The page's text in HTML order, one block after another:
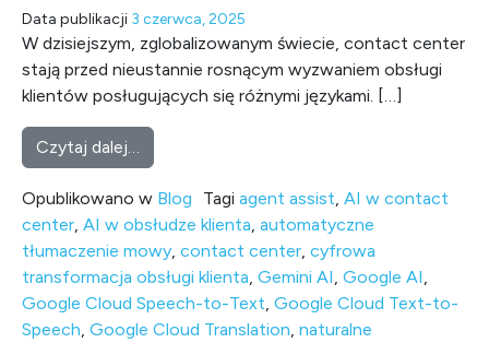
Data publikacji 3 czerwca, 2025
W dzisiejszym, zglobalizowanym świecie, contact center
stają przed nieustannie rosnącym wyzwaniem obsługi
klientów posługujących się różnymi językami. […]
Czytaj dalej…
Opublikowano w Blog Tagi agent assist, AI w contact
center, AI w obsłudze klienta, automatyczne
tłumaczenie mowy, contact center, cyfrowa
transformacja obsługi klienta, Gemini AI, Google AI,
Google Cloud Speech-to-Text, Google Cloud Text-to-
Speech, Google Cloud Translation, naturalne